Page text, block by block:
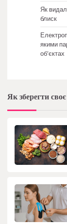
Як
блиск
якими
об’єктах
Як зберегти